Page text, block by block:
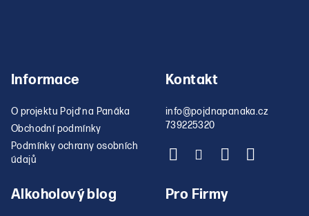
Informace
O projektu Pojď na Panáka
Obchodní podmínky
Podmínky ochrany osobních
údajů
Kontakt
info@pojdnapanaka.cz
739225320
Alkoholový blog
Pro Firmy